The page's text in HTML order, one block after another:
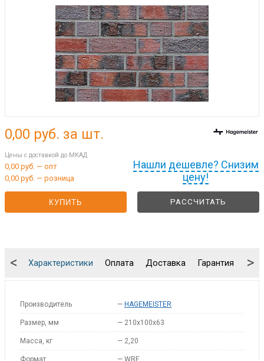
Нашли дешевле? Снизим
цену!
0,00 руб. за шт.
Цены с доставкой до МКАД
0,00 руб. — опт
0,00 руб. — розница
КУПИТЬ РАССЧИТАТЬ
Характеристики Оплата Доставка Гарантия
< >
Производитель — HAGEMEISTER
Размер, мм — 210x100x63
Масса, кг — 2,20
Формат — WRF